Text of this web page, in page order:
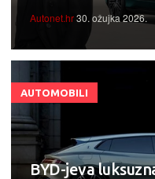
Autonet.hr30. ožujka 2026.
AUTOMOBILI
BYD-jeva